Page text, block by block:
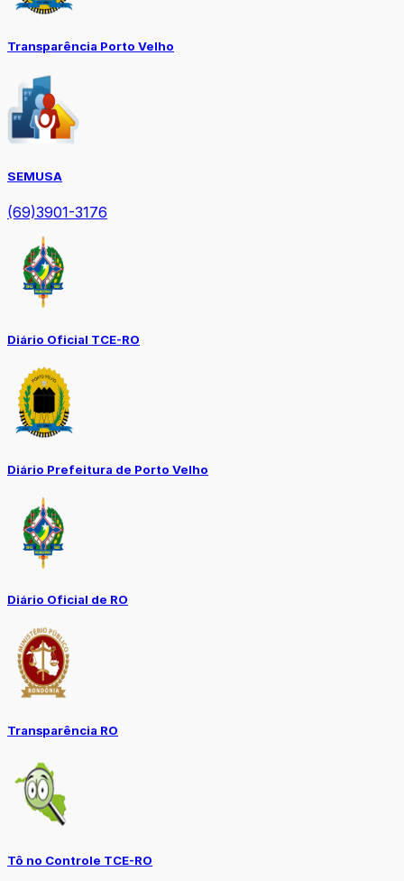
Transparência Porto Velho
SEMUSA
(69)3901-3176
Diário Oficial TCE-RO
Diário Prefeitura de Porto Velho
Diário Oficial de RO
Transparência RO
Tô no Controle TCE-RO